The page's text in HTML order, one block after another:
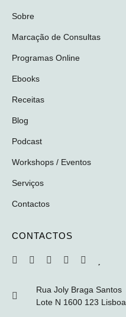
Sobre
Marcação de Consultas
Programas Online
Ebooks
Receitas
Blog
Podcast
Workshops / Eventos
Serviços
Contactos
CONTACTOS
Rua Joly Braga Santos
Lote N 1600 123 Lisboa